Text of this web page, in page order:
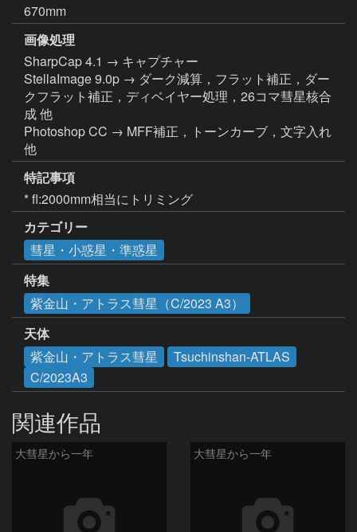
670mm
画像処理
SharpCap 4.1 → キャプチャー
StellaImage 9.0p → ダーク減算，フラット補正，ダー
クフラット補正，ディベイヤー処理，26コマ彗星核合
成 他
Photoshop CC → MFF補正，トーンカーブ，文字入れ
他
特記事項
* fl:2000mm相当にトリミング
カテゴリー
彗星・小惑星・準惑星
特集
紫金山・アトラス彗星（C/2023 A3）
天体
紫金山・アトラス彗星
Tsuchinshan-ATLAS
C/2023A3
関連作品
大彗星から一年 大彗星から一年